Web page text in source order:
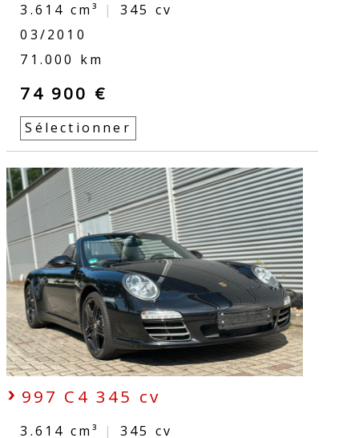
3.614 cm³ | 345 cv
03/2010
71.000 km
74 900 €
Sélectionner
997 C4 345 cv
3.614 cm³ | 345 cv